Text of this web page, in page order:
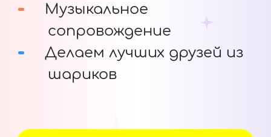
Музыкальное
сопровождение
Делаем лучших друзей из
шариков